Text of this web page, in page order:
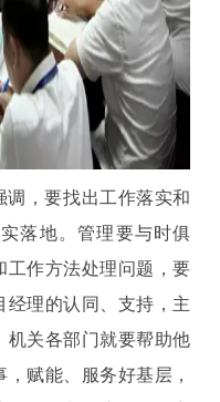
，要找出工作落实和
落地。管理要与时俱
工作方法处理问题，要
经理的认同、支持，主
机关各部门就要帮助他
赋能、服务好基层，